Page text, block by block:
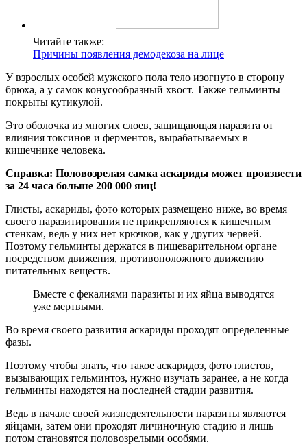
Читайте также:
Причины появления демодекоза на лице
У взрослых особей мужского пола тело изогнуто в сторону
брюха, а у самок конусообразный хвост. Также гельминты
покрыты кутикулой.
Это оболочка из многих слоев, защищающая паразита от
влияния токсинов и ферментов, вырабатываемых в
кишечнике человека.
Справка: Половозрелая самка аскариды может произвести
за 24 часа больше 200 000 яиц!
Глисты, аскариды, фото которых размещено ниже, во время
своего паразитирования не прикрепляются к кишечным
стенкам, ведь у них нет крючков, как у других червей.
Поэтому гельминты держатся в пищеварительном органе
посредством движения, противоположного движению
питательных веществ.
Вместе с фекалиями паразиты и их яйца выводятся
уже мертвыми.
Во время своего развития аскариды проходят определенные
фазы.
Поэтому чтобы знать, что такое аскаридоз, фото глистов,
вызывающих гельминтоз, нужно изучать заранее, а не когда
гельминты находятся на последней стадии развития.
Ведь в начале своей жизнедеятельности паразиты являются
яйцами, затем они проходят личиночную стадию и лишь
потом становятся половозрелыми особями.